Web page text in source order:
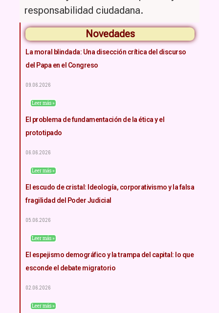
responsabilidad ciudadana.
Novedades
La moral blindada: Una disección crítica del discurso
del Papa en el Congreso
09.06.2026
Leer más »
El problema de fundamentación de la ética y el
prototipado
06.06.2026
Leer más »
El escudo de cristal: Ideología, corporativismo y la falsa
fragilidad del Poder Judicial
05.06.2026
Leer más »
El espejismo demográfico y la trampa del capital: lo que
esconde el debate migratorio
02.06.2026
Leer más »